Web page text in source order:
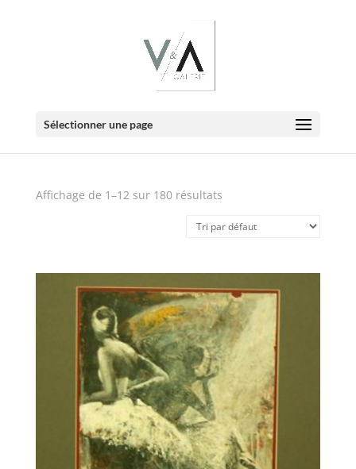
Sélectionner une page
E-Boutique
Affichage de 1–12 sur 180 résultats